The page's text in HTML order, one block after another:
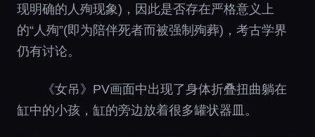
现明确的人殉现象)，因此是否存在严格意义上
的“人殉”(即为陪伴死者而被强制殉葬)，考古学界
仍有讨论。
《女吊》PV画面中出现了身体折叠扭曲躺在
缸中的小孩，缸的旁边放着很多罐状器皿。